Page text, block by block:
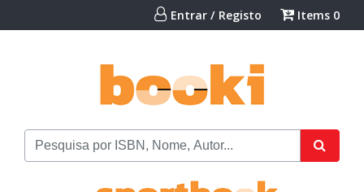
Entrar / Registo Items 0